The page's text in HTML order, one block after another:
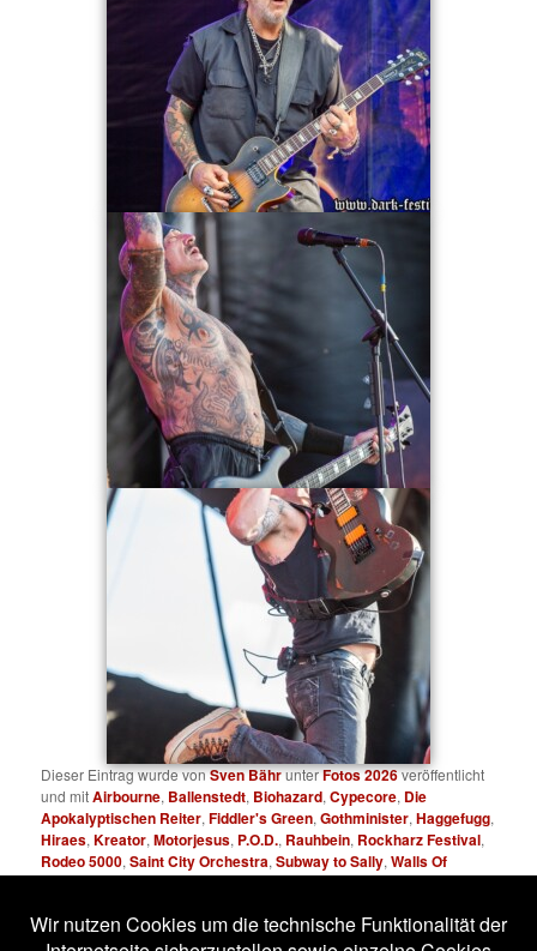
Dieser Eintrag wurde vonSven BährunterFotos 2026veröffentlicht
und mitAirbourne, Ballenstedt, Biohazard,Cypecore, Die
Apokalyptischen Reiter,Fiddler's Green,Gothminister,Haggefugg,
Hiraes,Kreator,Motorjesus, P.O.D., Rauhbein, Rockharz Festival,
Rodeo 5000,Saint City Orchestra,Subway to Sally,Walls Of
Jerichoverschlagwortet. Setze ein Lesezeichen für denPermalink.